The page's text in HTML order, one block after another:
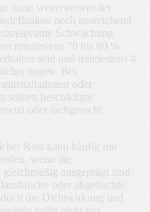
dann weiterverwendet
noch ausreichend
Schwächung
mindestens 70 bis 80 %
sein und mindestens 4
tragen. Bei
oder
sollten beschädigte
oder fachgerecht
Rost kann häufig mit
wenn die
ausgeprägt sind.
oder abgeflachte
die Dichtwirkung und